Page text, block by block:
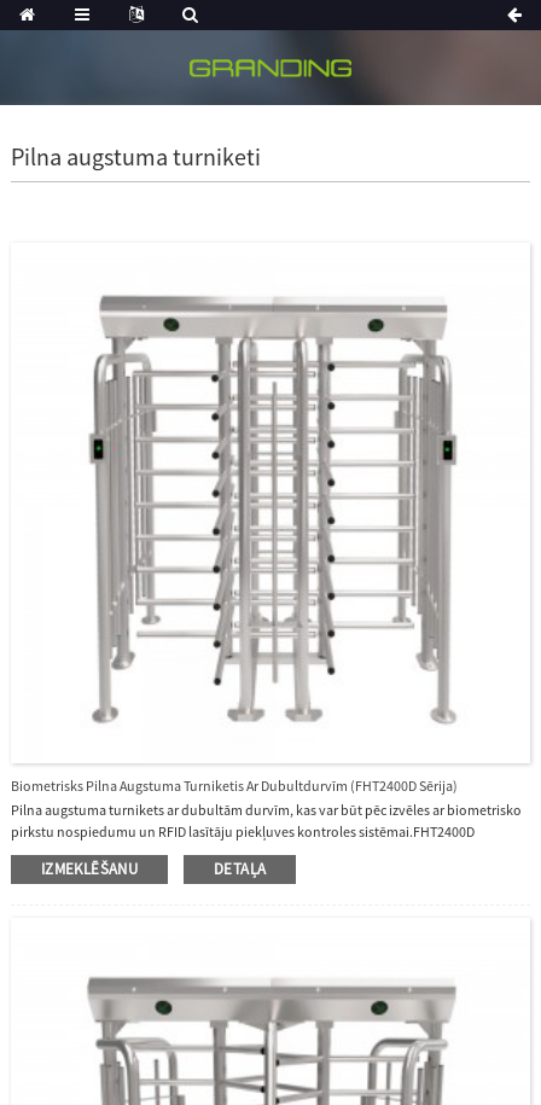
Pilna augstuma turniketi
Biometrisks Pilna Augstuma Turniketis Ar Dubultdurvīm (FHT2400D Sērija)
Pilna augstuma turnikets ar dubultām durvīm, kas var būt pēc izvēles ar biometrisko
pirkstu nospiedumu un RFID lasītāju piekļuves kontroles sistēmai.FHT2400D
dubultdurvju turniketu pilnā augstumā var izmantot iekštelpās vai ārā.Tas ir ar
pusautomātisku mehānismu, redzamu indikatoru, US304 nerūsējošā tērauda
IZMEKLĒŠANU DETAĻA